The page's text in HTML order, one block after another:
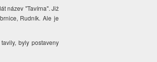
název "Tavírna". Již
Rudník. Ale je
byly postaveny